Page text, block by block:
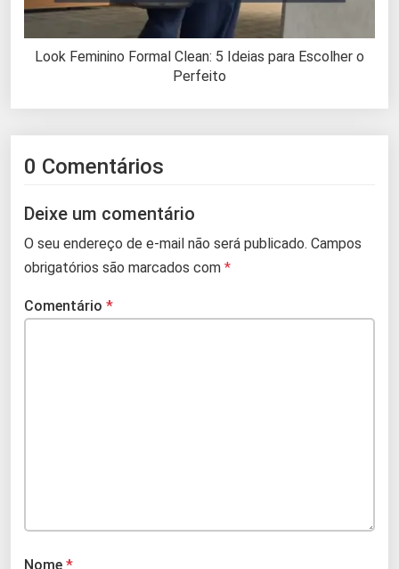
Look Feminino Formal Clean: 5 Ideias para Escolher o
Perfeito
0 Comentários
Deixe um comentário
O seu endereço de e-mail não será publicado. Campos
obrigatórios são marcados com *
Comentário *
Nome *